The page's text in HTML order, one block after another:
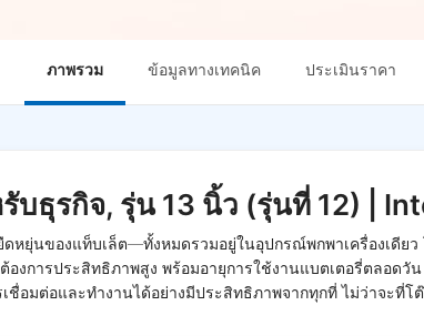
ภาพรวม ข้อมูลทางเทคนิค ประเมินราคา
บธุรกิจ, รุ่น 13 นิ้ว (รุ่นที่ 12) |
ยุ่นของแท็บเล็ต—ทั้งหมดรวมอยู่ในอุปกรณ์พกพาเครื่องเดียว
งการประสิทธิภาพสูง พร้อมอายุการใช้งานแบตเตอรี่ตลอดวั
ชื่อมต่อและทำงานได้อย่างมีประสิทธิภาพจากทุกที่ ไม่ว่าจะที่โ